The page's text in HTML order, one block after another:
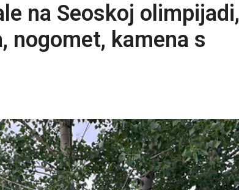
na Seoskoj olimpijadi,
nogomet, kamena s